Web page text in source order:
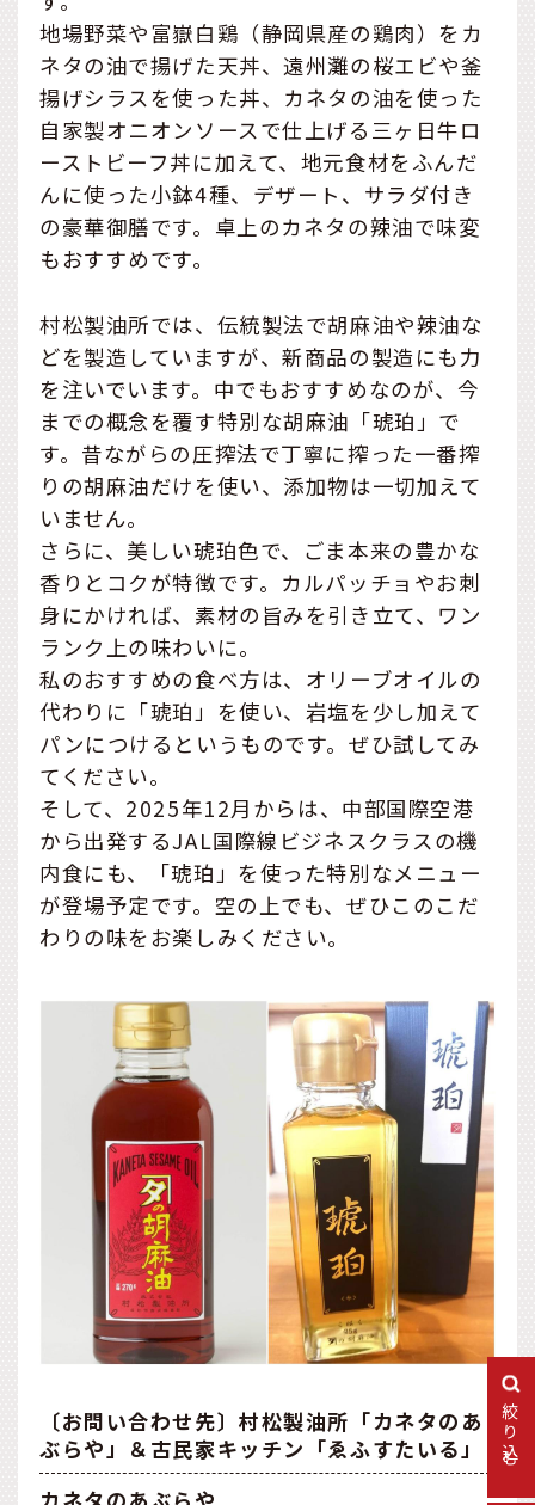
絞り込む
地場野菜や富嶽白鶏（静岡県産の鶏肉）をカ
ネタの油で揚げた天丼、遠州灘の桜エビや釜
揚げシラスを使った丼、カネタの油を使った
自家製オニオンソースで仕上げる三ヶ日牛ロ
ーストビーフ丼に加えて、地元食材をふんだ
んに使った小鉢4種、デザート、サラダ付き
の豪華御膳です。卓上のカネタの辣油で味変
もおすすめです。
村松製油所では、伝統製法で胡麻油や辣油な
どを製造していますが、新商品の製造にも力
を注いでいます。中でもおすすめなのが、今
までの概念を覆す特別な胡麻油「琥珀」で
す。昔ながらの圧搾法で丁寧に搾った一番搾
りの胡麻油だけを使い、添加物は一切加えて
いません。
さらに、美しい琥珀色で、ごま本来の豊かな
香りとコクが特徴です。カルパッチョやお刺
身にかければ、素材の旨みを引き立て、ワン
ランク上の味わいに。
私のおすすめの食べ方は、オリーブオイルの
代わりに「琥珀」を使い、岩塩を少し加えて
パンにつけるというものです。ぜひ試してみ
てください。
そして、2025年12月からは、中部国際空港
から出発するJAL国際線ビジネスクラスの機
内食にも、「琥珀」を使った特別なメニュー
が登場予定です。空の上でも、ぜひこのこだ
わりの味をお楽しみください。
〔お問い合わせ先〕村松製油所「カネタのあ
ぶらや」＆古民家キッチン「ゑふすたいる」